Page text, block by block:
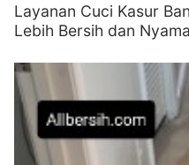
Layanan Cuci Kasur
Lebih Bersih dan